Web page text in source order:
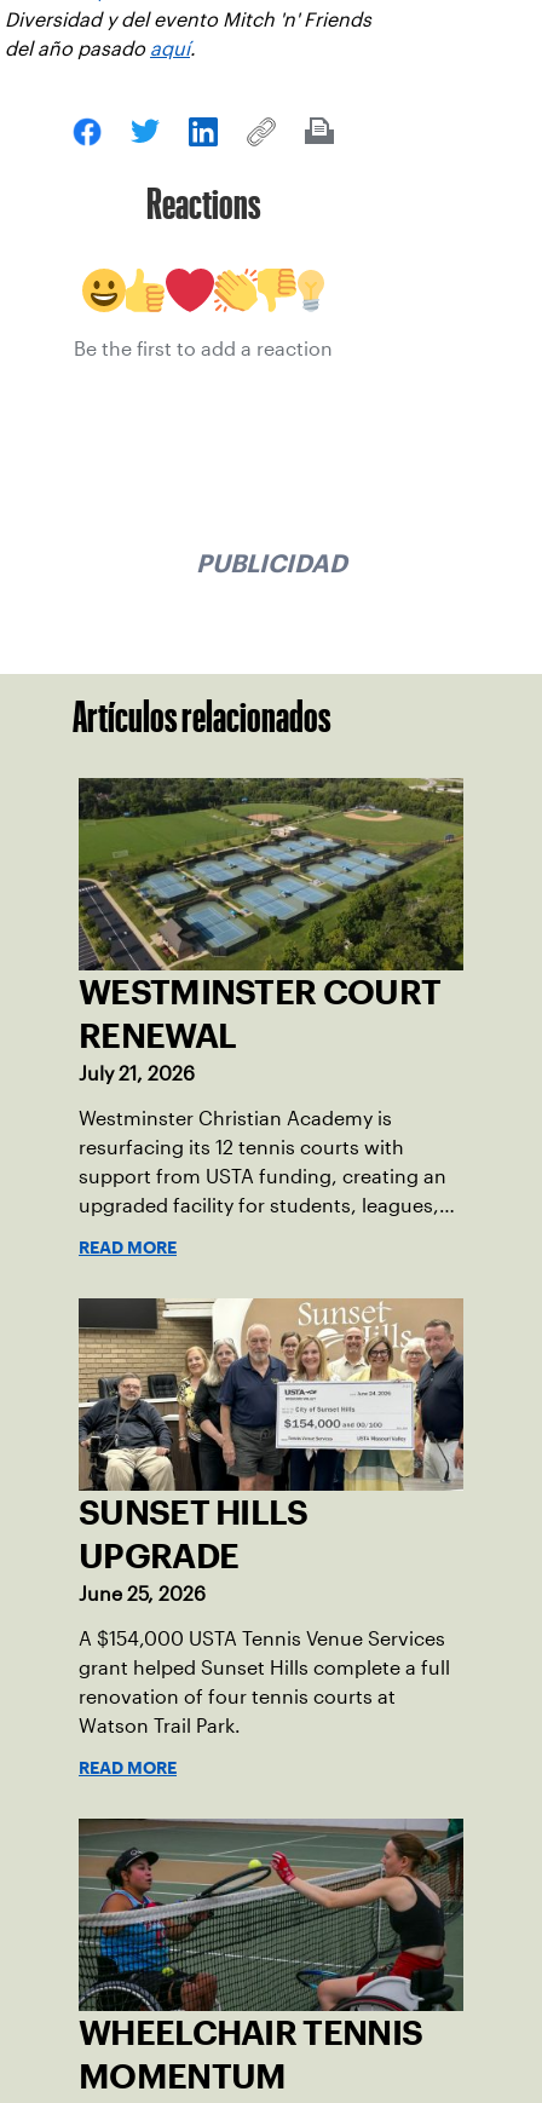
Diversidad y del evento Mitch 'n' Friends
del año pasado aquí.
Reactions
Be the first to add a reaction
PUBLICIDAD
Artículos relacionados
WESTMINSTER COURT
RENEWAL
July 21, 2026
Westminster Christian Academy is
resurfacing its 12 tennis courts with
support from USTA funding, creating an
upgraded facility for students, leagues,
READ MORE
SUNSET HILLS
UPGRADE
June 25, 2026
A $154,000 USTA Tennis Venue Services
grant helped Sunset Hills complete a full
renovation of four tennis courts at
Watson Trail Park.
READ MORE
WHEELCHAIR TENNIS
MOMENTUM